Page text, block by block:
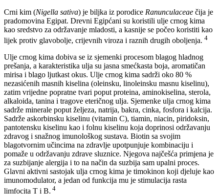
Crni kim (Nigella sativa) je biljka iz porodice Ranunculaceae čija je
pradomovina Egipat. Drevni Egipćani su koristili ulje crnog kima
kao sredstvo za održavanje mladosti, a kasnije se počeo koristiti kao
lijek protiv glavobolje, crijevnih viroza i raznih drugih oboljenja. 4
Ulje crnog kima dobiva se iz sjemenki procesom blagog hladnog
prešanja, a karakteristika ulja su jasna smećkasta boja, aromatičan
mirisa i blago ljutkast okus. Ulje crnog kima sadrži oko 80 %
nezasićenih masnih kiselina (oleinsku, linoleinsku masnu kiselinu),
zatim vrijedne popratne tvari poput proteina, aminokiselina, sterola,
alkaloida, tanina i tragove eteričnog ulja. Sjemenke ulja crnog kima
sadrže minerale poput željeza, natrija, bakra, cinka, fosfora i kalcija.
Sadrže askorbinsku kiselinu (vitamin C), tiamin, niacin, piridoksin,
pantotensku kiselinu kao i folnu kiselinu koja doprinosi održavanju
zdravog i snažnog imunološkog sustava. Biotin sa svojim
blagotvornim učincima na zdravlje upotpunjuje kombinaciju i
pomaže u održavanju zdrave sluznice. Njegova najčešća primjena je
za suzbijanje alergija i to na način da suzbija sam upalni proces.
Glavni aktivni sastojak ulja crnog kima je timokinon koji djeluje kao
imunomodulator, a jedan od funkcija mu je stimulacija rasta
limfocita T i B. 4